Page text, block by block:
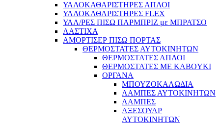
ΥΑΛΟΚΑΘΑΡΙΣΤΗΡΕΣ ΑΠΛΟΙ
ΥΑΛΟΚΑΘΑΡΙΣΤΗΡΕΣ FLEX
ΥΑΛ/ΡΕΣ ΠΙΣΩ ΠΑΡΜΠΡΙΖ με ΜΠΡΑΤΣΟ
ΛΑΣΤΙΧΑ
ΑΜΟΡΤΙΣΕΡ ΠΙΣΩ ΠΟΡΤΑΣ
ΘΕΡΜΟΣΤΑΤΕΣ ΑΥΤΟΚΙΝΗΤΩΝ
ΘΕΡΜΟΣΤΑΤΕΣ ΑΠΛΟΙ
ΘΕΡΜΟΣΤΑΤΕΣ ME KABOYKI
ΟΡΓΑΝΑ
ΜΠΟΥΖΟΚΑΛΩΔΙΑ
ΛΑΜΠΕΣ ΑΥΤΟΚΙΝΗΤΩΝ
ΛΑΜΠΕΣ
ΑΞΕΣΟΥΑΡ
ΑΥΤΟΚΙΝΗΤΩΝ